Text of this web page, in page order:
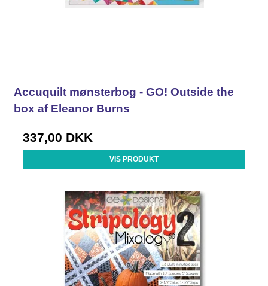
Accuquilt mønsterbog - GO! Outside the
box af Eleanor Burns
337,00 DKK
VIS PRODUKT